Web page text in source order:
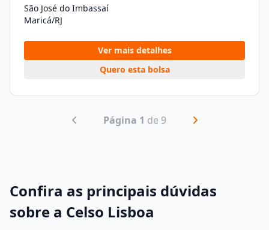
São José do Imbassaí
Maricá/RJ
Ver mais detalhes
Quero esta bolsa
Página 1 de 9
Confira as principais dúvidas
sobre a Celso Lisboa